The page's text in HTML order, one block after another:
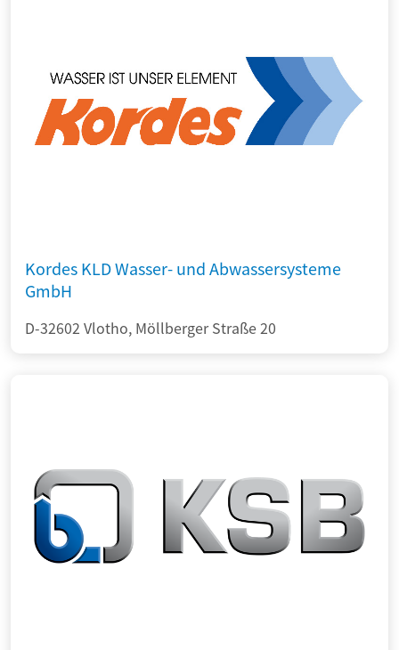
Kordes KLD Wasser- und Abwassersysteme
GmbH
D-32602 Vlotho, Möllberger Straße 20